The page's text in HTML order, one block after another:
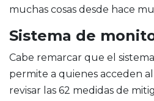
muchas cosas desde hace
Sistema de
Cabe remarcar que el
permite a quienes acceden al
revisar las 62 medidas de